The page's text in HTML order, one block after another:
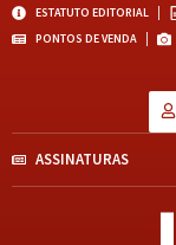
ESTATUTO EDITORIAL
PONTOS DE VENDA
ASSINATURAS